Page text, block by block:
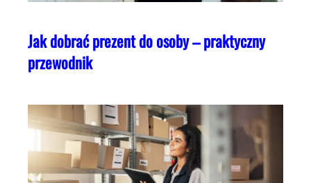
Jak dobrać prezent do osoby – praktyczny
przewodnik